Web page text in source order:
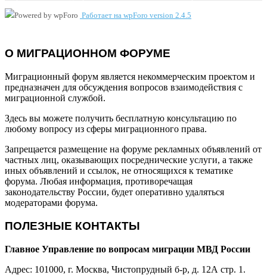
Работает на wpForo version 2.4.5
О МИГРАЦИОННОМ ФОРУМЕ
Миграционный форум является некоммерческим проектом и
предназначен для обсуждения вопросов взаимодействия с
миграционной службой.
Здесь вы можете получить бесплатную консультацию по
любому вопросу из сферы миграционного права.
Запрещается размещение на форуме рекламных объявлений от
частных лиц, оказывающих посреднические услуги, а также
иных объявлений и ссылок, не относящихся к тематике
форума. Любая информация, противоречащая
законодательству России, будет оперативно удаляться
модераторами форума.
ПОЛЕЗНЫЕ КОНТАКТЫ
Главное Управление по вопросам миграции МВД России
Адрес: 101000, г. Москва, Чистопрудный б-р, д. 12А стр. 1.